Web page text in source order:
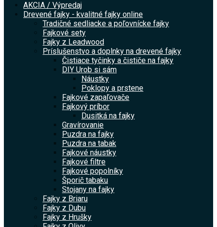
AKCIA / Výpredaj
Drevené fajky - kvalitné fajky online
Tradičné sedliacke a poľovnícke fajky
Fajkové sety
Fajky z Leadwood
Príslušenstvo a doplnky na drevené fajky
Čistiace tyčinky a čističe na fajky
DIY Urob si sám
Náustky
Poklopy a prstene
Fajkové zapaľovače
Fajkový príbor
Dusitká na fajky
Gravírovanie
Puzdra na fajky
Puzdra na tabak
Fajkové náustky
Fajkové filtre
Fajkové popolníky
Šporič tabaku
Stojany na fajky
Fajky z Briaru
Fajky z Dubu
Fajky z Hrušky